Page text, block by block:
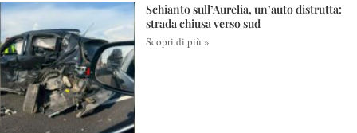
Schianto sull’Aurelia, un’auto distrutta:
strada chiusa verso sud
Scopri di più »